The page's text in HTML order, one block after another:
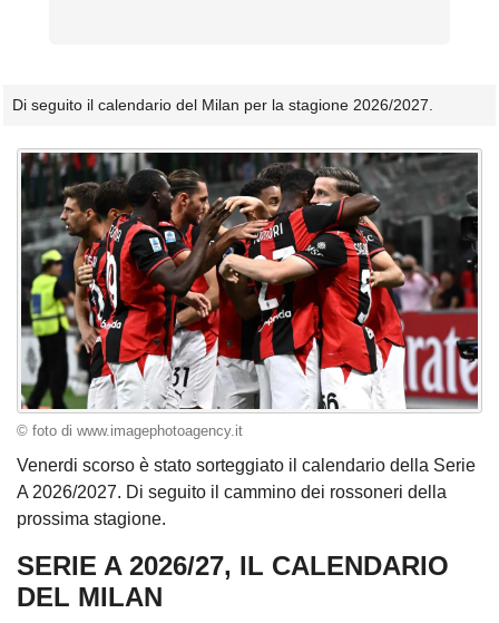
Di seguito il calendario del Milan per la stagione 2026/2027.
© foto di www.imagephotoagency.it
Venerdi scorso è stato sorteggiato il calendario della Serie
A 2026/2027. Di seguito il cammino dei rossoneri della
prossima stagione.
SERIE A 2026/27, IL CALENDARIO
DEL MILAN